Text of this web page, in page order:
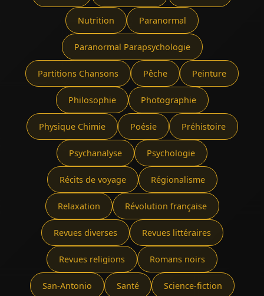
Nutrition Paranormal
Paranormal Parapsychologie
Partitions Chansons Pêche Peinture
Philosophie Photographie
Physique Chimie Poésie Préhistoire
Psychanalyse Psychologie
Récits de voyage Régionalisme
Relaxation Révolution française
Revues diverses Revues littéraires
Revues religions Romans noirs
San-Antonio Santé Science-fiction